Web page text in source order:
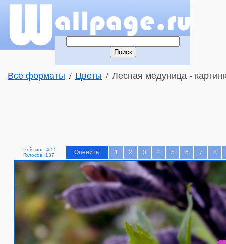
Все форматы / Цветы / Лесная медуница -
Рейтинг: 4.55
Голосов: 137
Оценить: 1 2 3 4 5 6 7 8